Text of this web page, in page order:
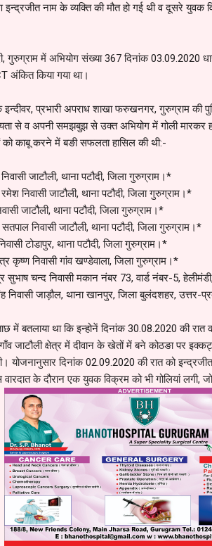
नाम के व्यक्ति की मौत हो गई थी व दूसरे युवक
गुरुग्राम में अभियोग संख्या 367 दिनांक 03.09.2020
अंकित किया गया था।
इन्दीवर, प्रभारी अपराध शाखा फरुखनगर, गुरुग्राम की
से व अपनी समझबुझ से उक्त अभियोग में गोली मारकर
को काबू करने में बङी सफलता हासिल की थी:-
जाटौली, थाना पटौदी, जिला गुरुग्राम।*
निवासी जाटौली, थाना पटौदी, जिला गुरुग्राम।*
जाटौली, थाना पटौदी, जिला गुरुग्राम।*
निवासी जाटौली, थाना पटौदी, जिला गुरुग्राम।*
टोडापुर, थाना पटौदी, जिला गुरुग्राम।*
कृष्ण निवासी गांव खण्डेवाला, जिला गुरुग्राम।*
चन्द निवासी मकान नंबर 73, वार्ड नंबर-5,
निवासी जाड़ौल, थाना खानपुर, जिला बुलंदशहर, उत्तर-
में बतलाया था कि इन्होनें दिनांक 30.08.2020 की
जाटौली क्षेत्र में दीवान के खेतों में बने कोठङा पर
योजनानुसार दिनांक 02.09.2020 की रात को इन्द्रजीत
के दौरान एक युवक विक्रम को भी गोलियां लगी,